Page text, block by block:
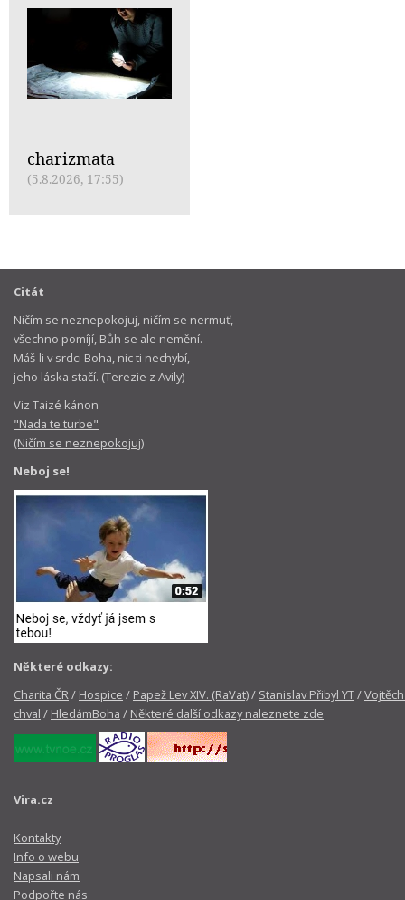
charizmata
(5.8.2026, 17:55)
Citát
Ničím se neznepokojuj, ničím se nermuť,
všechno pomíjí, Bůh se ale nemění.
Máš-li v srdci Boha, nic ti nechybí,
jeho láska stačí. (Terezie z Avily)
Viz Taizé kánon
"Nada te turbe"
(Ničím se neznepokojuj)
Neboj se!
Některé odkazy:
Charita ČR/ Hospice / Papež Lev XIV. (RaVat)/ Stanislav Přibyl YT/
chval / HledámBoha / Některé další odkazy naleznete zde
Vira.cz
Kontakty
Info o webu
Napsali nám
Podpořte nás